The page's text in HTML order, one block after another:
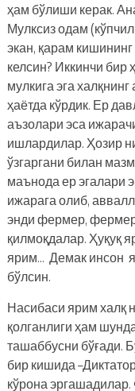
ҳам бўлиши керак.
Мулксиз одам
экан, қарам
келсин? Иккинчи бир
мулкига эга
ҳаётда кўрдик. Ер
аъзолари эса
ишлардилар. Ҳозир
ўзгаргани билан
маънода ер эгалари
ижарага олиб,
энди фермер,
қилмоқдалар. Ҳуқуқ
ярим… Демак инсон
бўлсин.
Насибаси ярим халқ
қолганлиги ҳам
ташаббусни бўғади.
бир кишида
кўрона